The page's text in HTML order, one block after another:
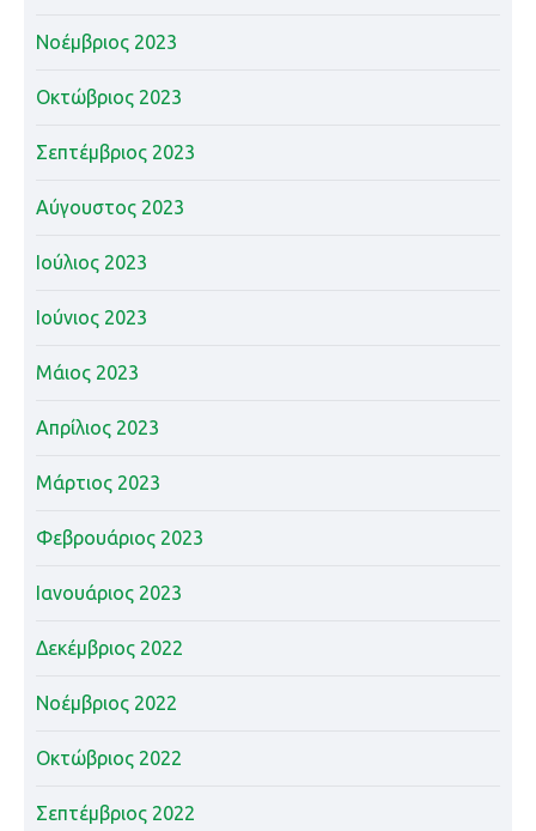
Νοέμβριος 2023
Οκτώβριος 2023
Σεπτέμβριος 2023
Αύγουστος 2023
Ιούλιος 2023
Ιούνιος 2023
Μάιος 2023
Απρίλιος 2023
Μάρτιος 2023
Φεβρουάριος 2023
Ιανουάριος 2023
Δεκέμβριος 2022
Νοέμβριος 2022
Οκτώβριος 2022
Σεπτέμβριος 2022